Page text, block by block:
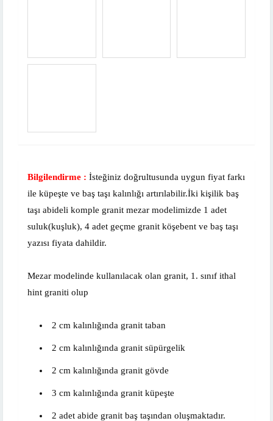
Bilgilendirme : İsteğiniz doğrultusunda uygun fiyat farkı
ile küpeşte ve baş taşı kalınlığı artırılabilir.İki kişilik baş
taşı abideli komple granit mezar modelimizde 1 adet
suluk(kuşluk), 4 adet geçme granit köşebent ve baş taşı
yazısı fiyata dahildir.
Mezar modelinde kullanılacak olan granit, 1. sınıf ithal
hint graniti olup
2 cm kalınlığında granit taban
2 cm kalınlığında granit süpürgelik
2 cm kalınlığında granit gövde
3 cm kalınlığında granit küpeşte
2 adet abide granit baş taşından oluşmaktadır.